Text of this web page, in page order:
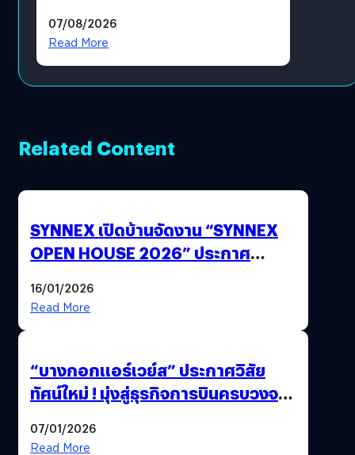
07/08/2026
Read More
Related Content
SYNNEX เปิดบ้านจัดงาน “SYNNEX
OPEN HOUSE 2026” ประกาศ
ได้ 53,000 ล้านบาท
16/01/2026
Read More
“บางกอกแอร์เวย์ส” ประกาศวิสัย
ทัศน์ใหม่ ! มุ่งสู่ธุรกิจการบินครบวงจร
สังคม
07/01/2026
Read More